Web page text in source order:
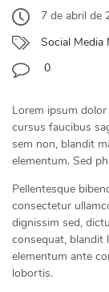
7 de abril de
Social Media
0
Lorem ipsum
cursus faucibus
sem non, blandit
elementum. Sed
Pellentesque
consectetur
dignissim sed,
consequat, blandit
elementum ante
lobortis.